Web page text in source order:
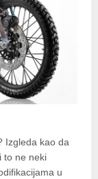
Izgleda kao da
to ne neki
u